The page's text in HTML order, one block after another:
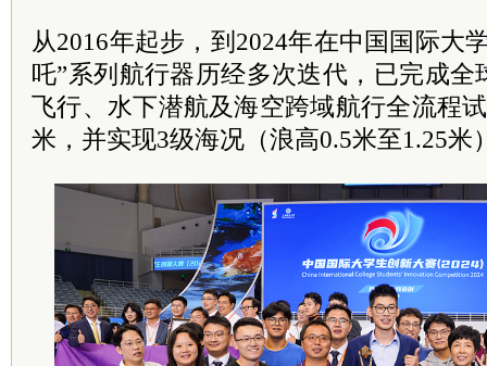
从2016年起步，到2024年在中国国际大
吒”系列航行器历经多次迭代，已完成
飞行、水下潜航及海空跨域航行全流程
米，并实现3级海况（浪高0.5米至1.25米